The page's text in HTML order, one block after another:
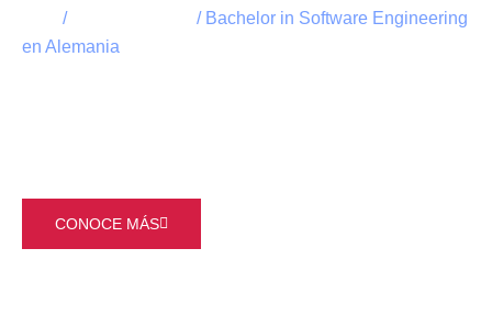
/
/ Bachelor in Software Engineering
en Alemania
CONOCE MÁS